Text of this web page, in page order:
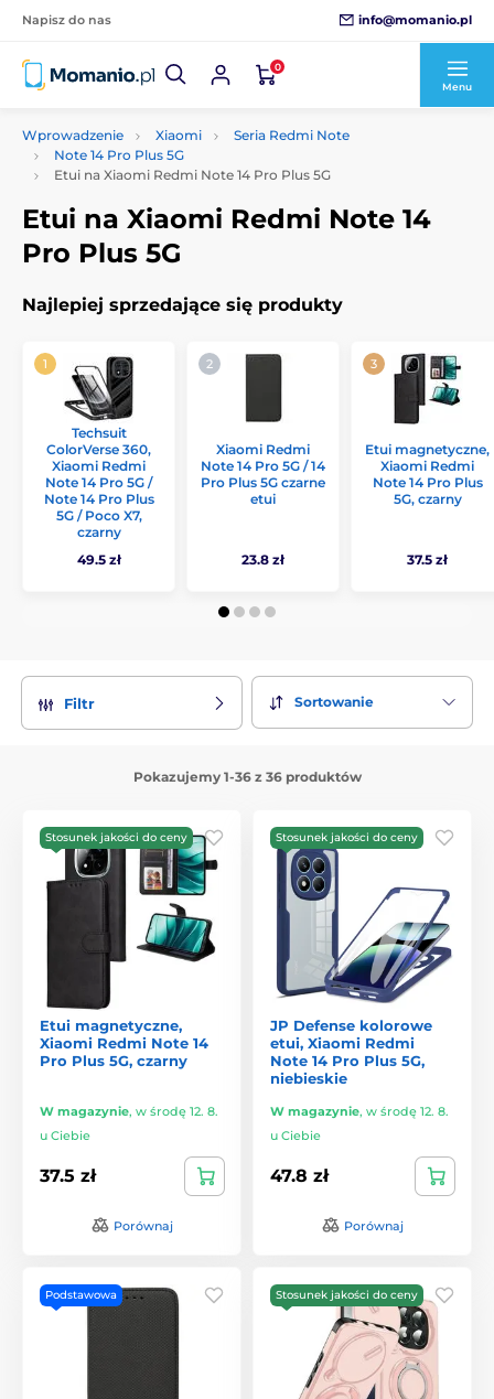
Napisz do nas info@momanio.pl
0
Menu
Wprowadzenie Xiaomi
Seria Redmi Note
Note 14 Pro Plus 5G
Etui na Xiaomi Redmi Note 14 Pro Plus 5G
Etui na Xiaomi Redmi Note 14
Pro Plus 5G
Najlepiej sprzedające się produkty
Techsuit
ColorVerse 360,
Xiaomi Redmi
Note 14 Pro 5G /
Note 14 Pro Plus
5G / Poco X7,
czarny
49.5 zł
Xiaomi Redmi
Note 14 Pro 5G / 14
Pro Plus 5G czarne
etui
23.8 zł
Etui magnetyczne,
Xiaomi Redmi
Note 14 Pro Plus
5G, czarny
37.5 zł
Filtr Sortowanie
Pokazujemy 1-36 z 36 produktów
Stosunek jakości do ceny
Etui magnetyczne,
Xiaomi Redmi Note 14
Pro Plus 5G, czarny
W magazynie, w środę 12. 8.
u Ciebie
37.5 zł
Porównaj
Stosunek jakości do ceny
JP Defense kolorowe
etui, Xiaomi Redmi
Note 14 Pro Plus 5G,
niebieskie
W magazynie, w środę 12. 8.
u Ciebie
47.8 zł
Porównaj
Podstawowa Stosunek jakości do ceny